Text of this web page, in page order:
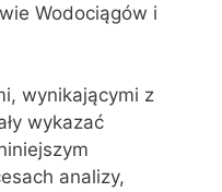
Wodociągów i
wynikającymi z
wykazać
analizy,